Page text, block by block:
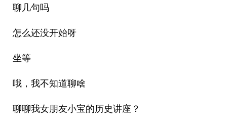
聊几句吗
怎么还没开始呀
坐等
哦，我不知道聊啥
聊聊我女朋友小宝的历史讲座？